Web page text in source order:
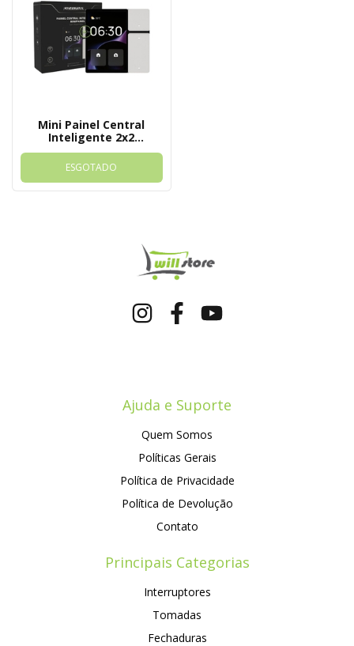
Mini Painel Central
Inteligente 2x2
Novadigital Tuya MINI-
PN
ESGOTADO
Ajuda e Suporte
Quem Somos
Políticas Gerais
Política de Privacidade
Política de Devolução
Contato
Principais Categorias
Interruptores
Tomadas
Fechaduras